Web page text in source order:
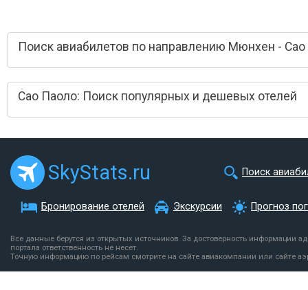
Поиск авиабилетов по направлению Мюнхен -
Сао Паоло: Поиск популярных и дешевых отелей
SkyStats.ru Поиск
Бронирование отелей Экскурсии Прогноз
Все данные берутся из открытых источников. За достоверность информации
портала ответственность не несет.
Точную информацию по рейсам смотрите на сайте авиакомпании или сайте